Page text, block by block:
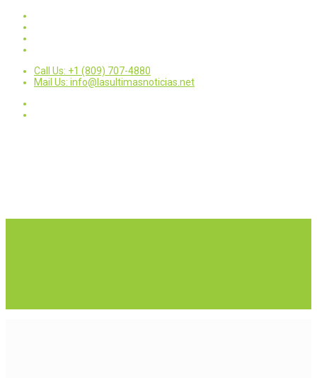
Call Us: +1 (809) 707-4880
Mail Us: info@lasultimasnoticias.net